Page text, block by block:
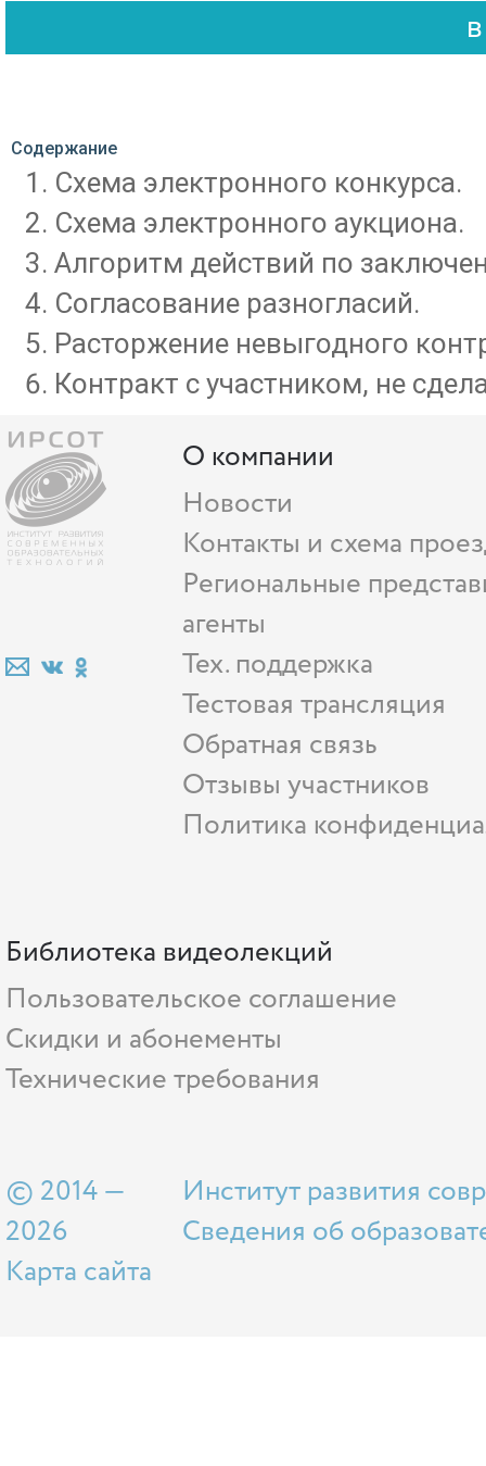
Содержание
Схема электронного конкурса.
Схема электронного аукциона.
Алгоритм действий по
Согласование разногласий.
Расторжение невыгодного
Контракт с участником, не
О компании
Новости
Контакты и схема
Региональные
агенты
Тех. поддержка
Тестовая трансляция
Обратная связь
Отзывы участников
Политика
Библиотека видеолекций
Пользовательское соглашение
Скидки и абонементы
Технические требования
© 2014 —
2026
Карта сайта
Институт развития
Сведения об